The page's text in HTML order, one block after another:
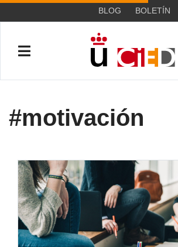
BLOG BOLETÍN
#motivación